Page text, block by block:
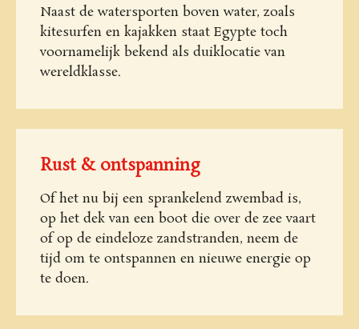
Naast de watersporten boven water, zoals
kitesurfen en kajakken staat Egypte toch
voornamelijk bekend als duiklocatie van
wereldklasse.
Rust & ontspanning
Of het nu bij een sprankelend zwembad is,
op het dek van een boot die over de zee vaart
of op de eindeloze zandstranden, neem de
tijd om te ontspannen en nieuwe energie op
te doen.